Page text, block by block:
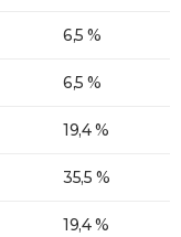
6,5 %
6,5 %
19,4 %
35,5 %
19,4 %